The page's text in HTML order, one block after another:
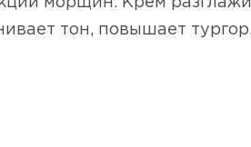
морщин. Крем
тон, повышает тургор.